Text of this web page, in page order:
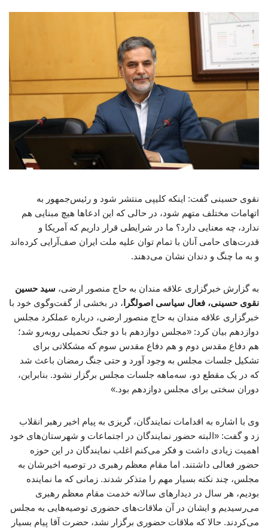
نقوی حسینی گفت: اینکه کلیپی منتشر شود و رئیس‌جمهور به
اتهامات مختلف متهم شود، در حالی که این ادعاها هیچ مبنایی هم
ندارد، چه معنایی دارد؟ ما در شرایطی قرار داریم که آمریکا و
قدرت‌های حامی آنان با تمام توان علیه ملت ایران صف‌آرایی کرده‌اند
و به ما چنگ و دندان نشان می‌دهند.
به گزارش خبرگزاری علاقه مندان به حاج منصور ارضی، سید حسین
نقوی حسینی، فعال سیاسی اصولگرا ، در بخشی از گفت‌وگوی خود با
خبرگزاری علاقه مندان به حاج منصور ارضی، درباره عملکرد مجلس
دوازدهم بیان کرد: «مجلس دوازدهم با دو جنگ تحمیلی روبه‌رو شد؛
هم دفاع مقدس دوم و هم دفاع مقدس سوم که مشکلاتی برای
تشکیل جلسات مجلس به وجود آورد و حتی جنگ رمضان باعث شد
که در یک مقطع دو، سه‌ماهه جلسات مجلس برگزار نشود. بنابراین،
دوران سختی برای مجلس دوازدهم بود.»
وی با اشاره به اقدامات نمایندگان، گریزی به پیام اخیر رهبر انقلاب
زد و گفت: «البته حضور نمایندگان در اجتماعات و شهرستان‌های خود
اهمیت زیادی داشت و فکر می‌کنم اغلب نمایندگان در این حوزه
حضور فعالی داشتند. اما مقام معظم رهبری در توصیه اخیرشان به
مجلس، چند نکته بسیار مهم را متذکر شدند. زمانی که ما نماینده
بودیم، هر سال در دیدارهای سالانه خدمت مقام معظم رهبری
می‌رسیدیم و ایشان در آن ملاقات‌های حضوری توصیه‌هایی به مجلس
می‌کردند. حالا که ملاقات حضوری برگزار نشد، حضرت آقا پیام بسیار